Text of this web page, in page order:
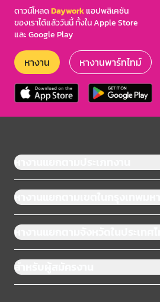
ดาวน์โหลดDayworkแอปพลิเคชัน
ของเราได้แล้ววันนี้ ทั้งใน Apple Store
และ Google Play
หางาน หางานพาร์ทไทม์
หางานแยกตามประเภทงาน
หางานแยกตามเขตในกรุงเทพมหา
หางานแยกตามจังหวัดในประเทศไท
สำหรับผู้สมัครงาน